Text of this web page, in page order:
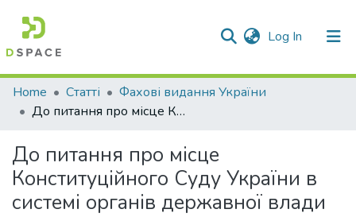
Log In (current)
Communities & Collections
All of DSpace
Statistics
Home Статті
Фахові видання України
До питання про місце Конституційного Суду України в системі органів державної влади
До питання про місце
Конституційного Суду України в
системі органів державної влади